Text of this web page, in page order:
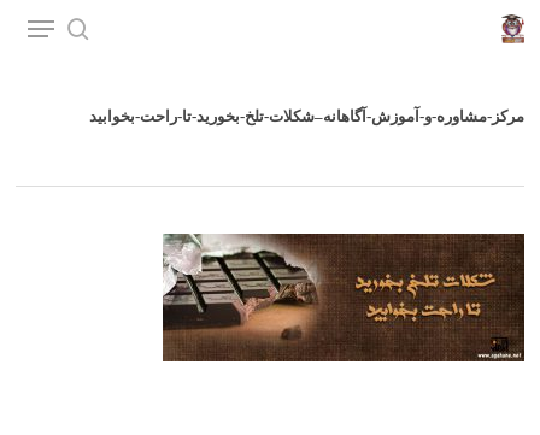
مرکز-مشاوره-و-آموزش-آگاهانه–شکلات-تلخ-بخورید-تا-راحت-بخوابید